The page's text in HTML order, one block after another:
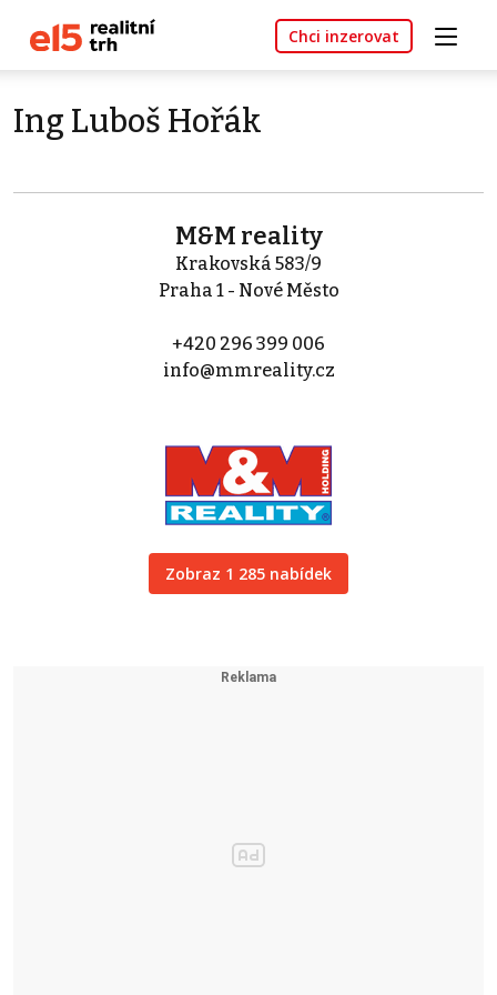
Chci inzerovat
Ing Luboš Hořák
M&M reality
Krakovská 583/9
Praha 1 - Nové Město
+420 296 399 006
info@mmreality.cz
Zobraz 1 285 nabídek